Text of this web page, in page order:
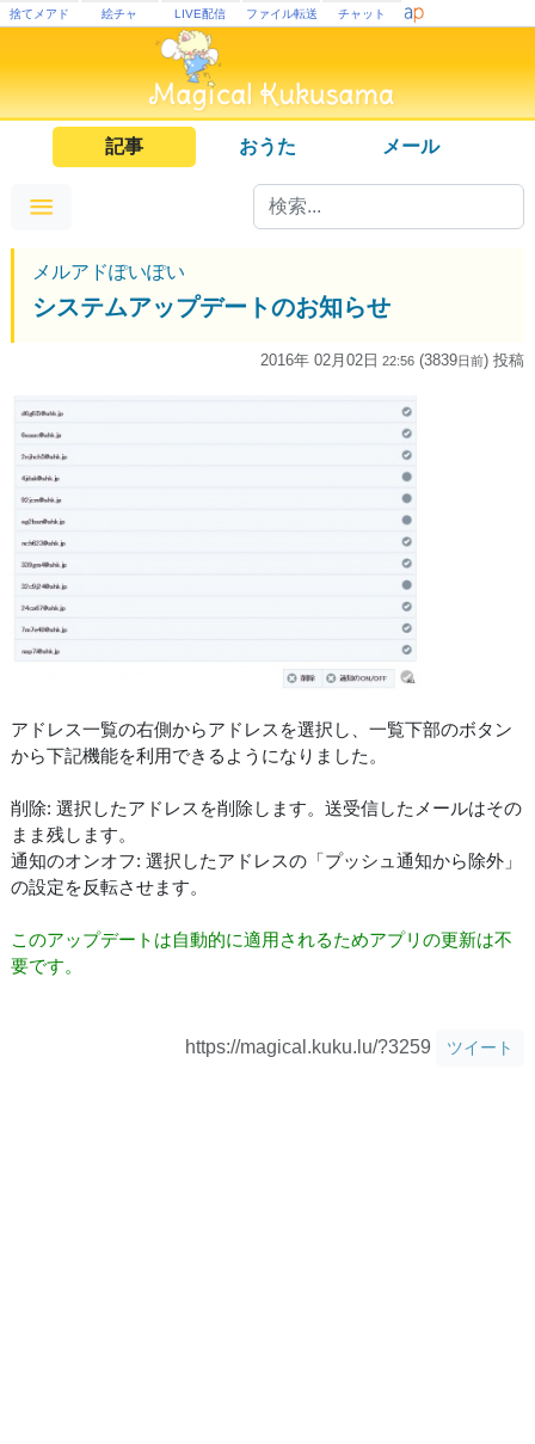
捨てメアド 絵チャ LIVE配信 ファイル転送 チャット
記事 おうた メール
メルアドぽいぽい
システムアップデートのお知らせ
2016年 02月02日 22:56 (3839日前) 投稿
アドレス一覧の右側からアドレスを選択し、一覧下部のボタン
から下記機能を利用できるようになりました。
削除: 選択したアドレスを削除します。送受信したメールはその
まま残します。
通知のオンオフ: 選択したアドレスの「プッシュ通知から除外」
の設定を反転させます。
このアップデートは自動的に適用されるためアプリの更新は不
要です。
https://magical.kuku.lu/?3259 ツイート